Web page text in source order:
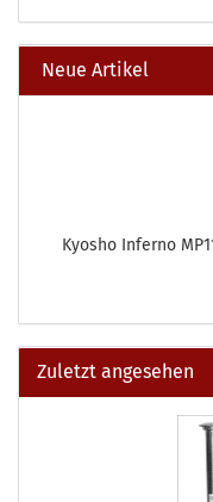
Neue Artikel
Kyosho Inferno
Zuletzt angesehen